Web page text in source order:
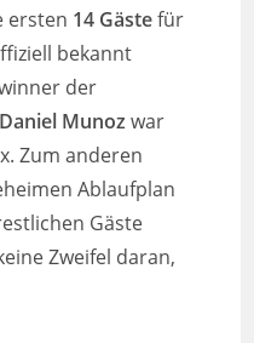
ersten 14 Gästefür
bekannt
der
Daniel Munoz war
Zum anderen
Ablaufplan
Gäste
Zweifel daran,